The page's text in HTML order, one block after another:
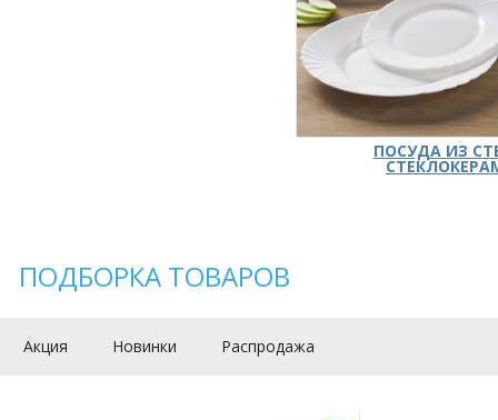
ПОСУДА ИЗ
ПОДБОРКА ТОВАРОВ
Акция Новинки Распродажа